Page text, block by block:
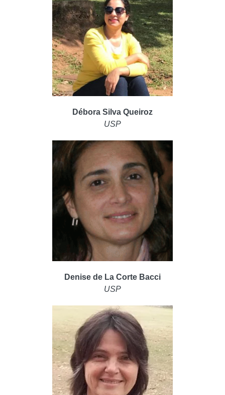
Débora Silva Queiroz
USP
Denise de La Corte Bacci
USP